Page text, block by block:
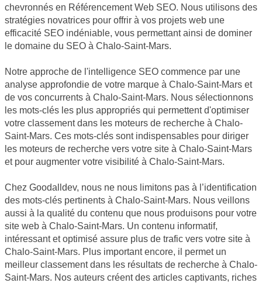
chevronnés en Référencement Web SEO. Nous utilisons des
stratégies novatrices pour offrir à vos projets web une
efficacité SEO indéniable, vous permettant ainsi de dominer
le domaine du SEO à Chalo-Saint-Mars.
Notre approche de l'intelligence SEO commence par une
analyse approfondie de votre marque à Chalo-Saint-Mars et
de vos concurrents à Chalo-Saint-Mars. Nous sélectionnons
les mots-clés les plus appropriés qui permettent d'optimiser
votre classement dans les moteurs de recherche à Chalo-
Saint-Mars. Ces mots-clés sont indispensables pour diriger
les moteurs de recherche vers votre site à Chalo-Saint-Mars
et pour augmenter votre visibilité à Chalo-Saint-Mars.
Chez Goodalldev, nous ne nous limitons pas à l’identification
des mots-clés pertinents à Chalo-Saint-Mars. Nous veillons
aussi à la qualité du contenu que nous produisons pour votre
site web à Chalo-Saint-Mars. Un contenu informatif,
intéressant et optimisé assure plus de trafic vers votre site à
Chalo-Saint-Mars. Plus important encore, il permet un
meilleur classement dans les résultats de recherche à Chalo-
Saint-Mars. Nos auteurs créent des articles captivants, riches